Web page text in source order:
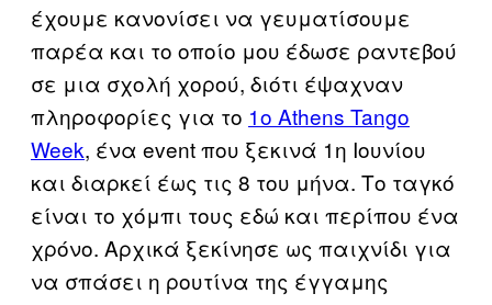
έχουμε κανονίσει να γευματίσουμε
παρέα και το οποίο μου έδωσε ραντεβού
σε μια σχολή χορού, διότι έψαχναν
πληροφορίες για το 1ο Athens Tango
Week, ένα event που ξεκινά 1η Ιουνίου
και διαρκεί έως τις 8 του μήνα. Το ταγκό
είναι το χόμπι τους εδώ και περίπου ένα
χρόνο. Αρχικά ξεκίνησε ως παιχνίδι για
να σπάσει η ρουτίνα της έγγαμης